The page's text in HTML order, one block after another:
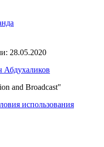
28.05.2020
and Broadcast"
использования